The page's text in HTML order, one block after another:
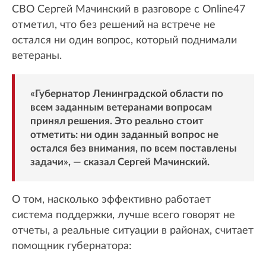
СВО Сергей Мачинский в разговоре с Online47
отметил, что без решений на встрече не
остался ни один вопрос, который поднимали
ветераны.
«Губернатор Ленинградской области по
всем заданным ветеранами вопросам
принял решения. Это реально стоит
отметить: ни один заданный вопрос не
остался без внимания, по всем поставлены
задачи», — сказал Сергей Мачинский.
О том, насколько эффективно работает
система поддержки, лучше всего говорят не
отчеты, а реальные ситуации в районах, считает
помощник губернатора: